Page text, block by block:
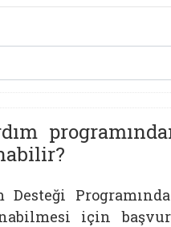
Desteği
için